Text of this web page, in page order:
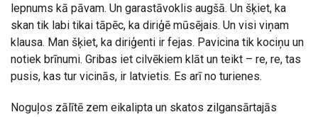
lepnums kā pāvam. Un garastāvoklis augšā. Un šķiet, ka
skan tik labi tikai tāpēc, ka diriģē mūsējais. Un visi viņam
klausa. Man šķiet, ka diriģenti ir fejas. Pavicina tik kociņu un
notiek brīnumi. Gribas iet cilvēkiem klāt un teikt – re, re, tas
pusis, kas tur vicinās, ir latvietis. Es arī no turienes.
Noguļos zālītē zem eikalipta un skatos zilgansārtajās